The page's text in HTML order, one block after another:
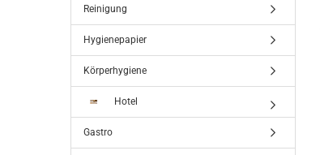
Reinigung
Hygienepapier
Körperhygiene
Hotel
Gastro